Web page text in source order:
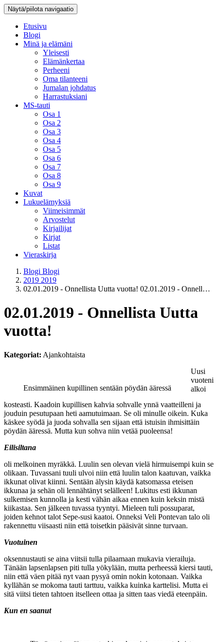
Näytä/piilota navigaatio
Etusivu
Blogi
Minä ja elämäni
Yleisesti
Elämänkertaa
Perheeni
Oma tilanteeni
Jumalan johdatus
Harrastuksiani
MS-tauti
Osa 1
Osa 2
Osa 3
Osa 4
Osa 5
Osa 6
Osa 7
Osa 8
Osa 9
Kuvat
Lukuelämyksiä
Viimeisimmät
Arvostelut
Kirjailijat
Kirjat
Listat
Vieraskirja
Blogi Blogi
2019 2019
02.01.2019 - Onnellista Uutta vuotta! 02.01.2019 - Onnell…
02.01.2019 - Onnellista Uutta
vuotta!
Kategoriat: Ajankohtaista
Ensimmäinen kupillinen sentään pöydän ääressä
Uusi
vuoteni
alkoi
kosteasti. Kaadoin kupillisen kahvia sohvalle ynnä vaatteilleni ja
jouduin pesutupaan heti aamutuimaan. Se oli minulle oikein. Kuka
käskee syödä ja juoda sohvalla sen sijaan että istuisin ihmisittäin
pöydän ääressä. Mutta kun sohva niin vetää puoleensa!
Eilisiltana
oli melkoinen myräkkä. Luulin sen olevan vielä hirmuisempi kuin se
olikaan. Tuvassani tuuli ulvoi niin että luulin talon kaatuvan, vaikka
ikkunat olivat kiinni. Sentään älysin käydä katsomassa eteisen
ikkunaa ja sehän oli lennähtänyt selälleen! Lukitus esti ikkunan
sulkemisen kunnolla ja kesti vähän aikaa ennen kuin keksin mistä
kiikastaa. Sen jälkeen tuvassa tyyntyi. Mieleen tuli possuparat,
joiden kehnot talot Sepe-susi kaatoi. Onneksi Veli Pontevan talo oli
rakennettu viisaasti niin että toisetkin pääsivät sinne turvaan.
Vuotuinen
oksennustauti se aina viitsii tulla pilaamaan mukavia vierailuja.
Tänään lapsenlapsen piti tulla yökylään, mutta perheessä kiersi tauti,
niin että väen pitää nyt vaan pysyä omin nokin kotonaan. Vaikka
kyllähän se mokoma tauti tarttuu, vaikka kuinka karttelisi. Mutta ei
sitä viitsi tieten tahtoen itselleen ottaa ja sitten taas viedä eteenpäin.
Kun en saanut